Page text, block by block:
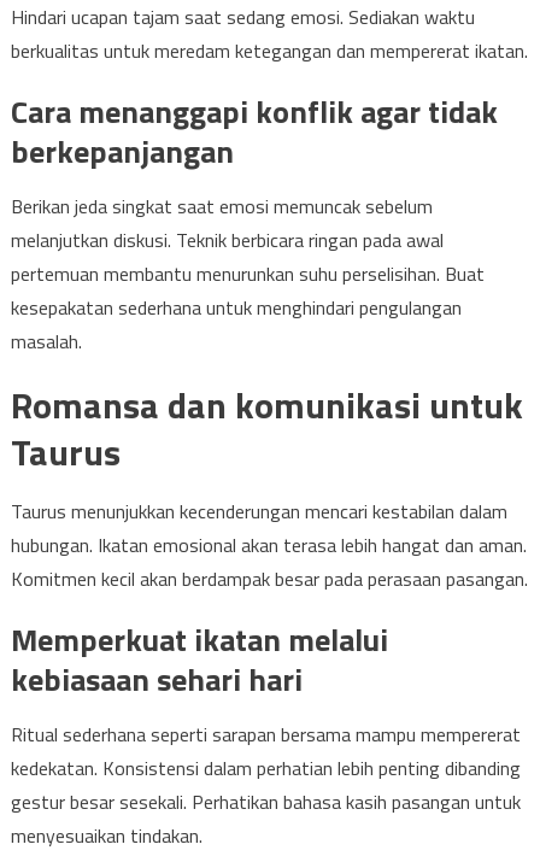
Hindari ucapan tajam saat sedang emosi. Sediakan waktu
berkualitas untuk meredam ketegangan dan mempererat ikatan.
Cara menanggapi konflik agar tidak
berkepanjangan
Berikan jeda singkat saat emosi memuncak sebelum
melanjutkan diskusi. Teknik berbicara ringan pada awal
pertemuan membantu menurunkan suhu perselisihan. Buat
kesepakatan sederhana untuk menghindari pengulangan
masalah.
Romansa dan komunikasi untuk
Taurus
Taurus menunjukkan kecenderungan mencari kestabilan dalam
hubungan. Ikatan emosional akan terasa lebih hangat dan aman.
Komitmen kecil akan berdampak besar pada perasaan pasangan.
Memperkuat ikatan melalui
kebiasaan sehari hari
Ritual sederhana seperti sarapan bersama mampu mempererat
kedekatan. Konsistensi dalam perhatian lebih penting dibanding
gestur besar sesekali. Perhatikan bahasa kasih pasangan untuk
menyesuaikan tindakan.